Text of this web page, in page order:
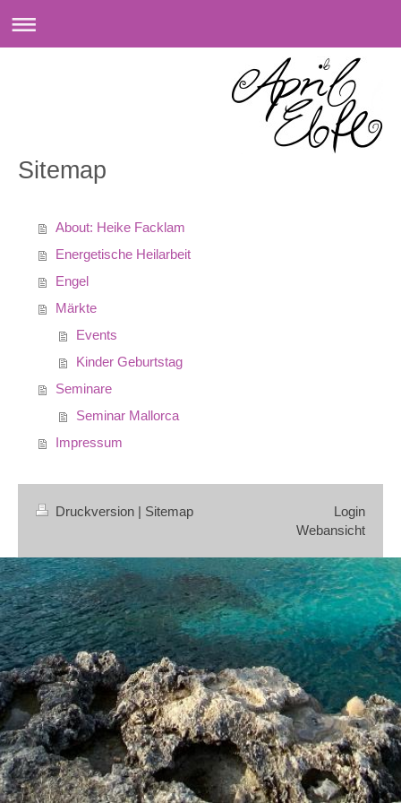
Sitemap
About: Heike Facklam
Energetische Heilarbeit
Engel
Märkte
Events
Kinder Geburtstag
Seminare
Seminar Mallorca
Impressum
Druckversion | Sitemap
Login
Webansicht